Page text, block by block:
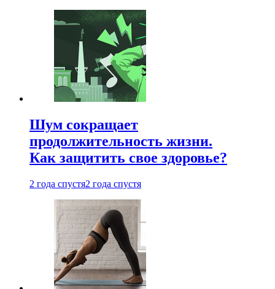
Шум сокращает
продолжительность жизни.
Как защитить свое здоровье?
2 года спустя2 года спустя